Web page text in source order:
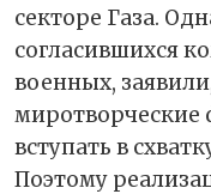
секторе Газа.
согласившихся
военных,
вступать в
Поэтому